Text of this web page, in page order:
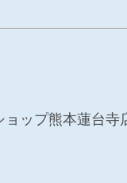
ョップ熊本蓮台寺